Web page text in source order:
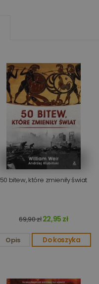
50 bitew, które zmieniły świat
69,90 zł22,95 zł
Opis Do koszyka